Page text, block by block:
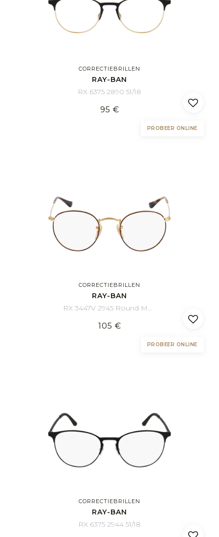
CORRECTIEBRILLEN
RAY-BAN
RX 6375 2890 51/18
95 €
PROBEER ONLINE
CORRECTIEBRILLEN
RAY-BAN
RX 3447V 2945 Round Metal 47/21
105 €
PROBEER ONLINE
CORRECTIEBRILLEN
RAY-BAN
RX 6375 2944 51/18